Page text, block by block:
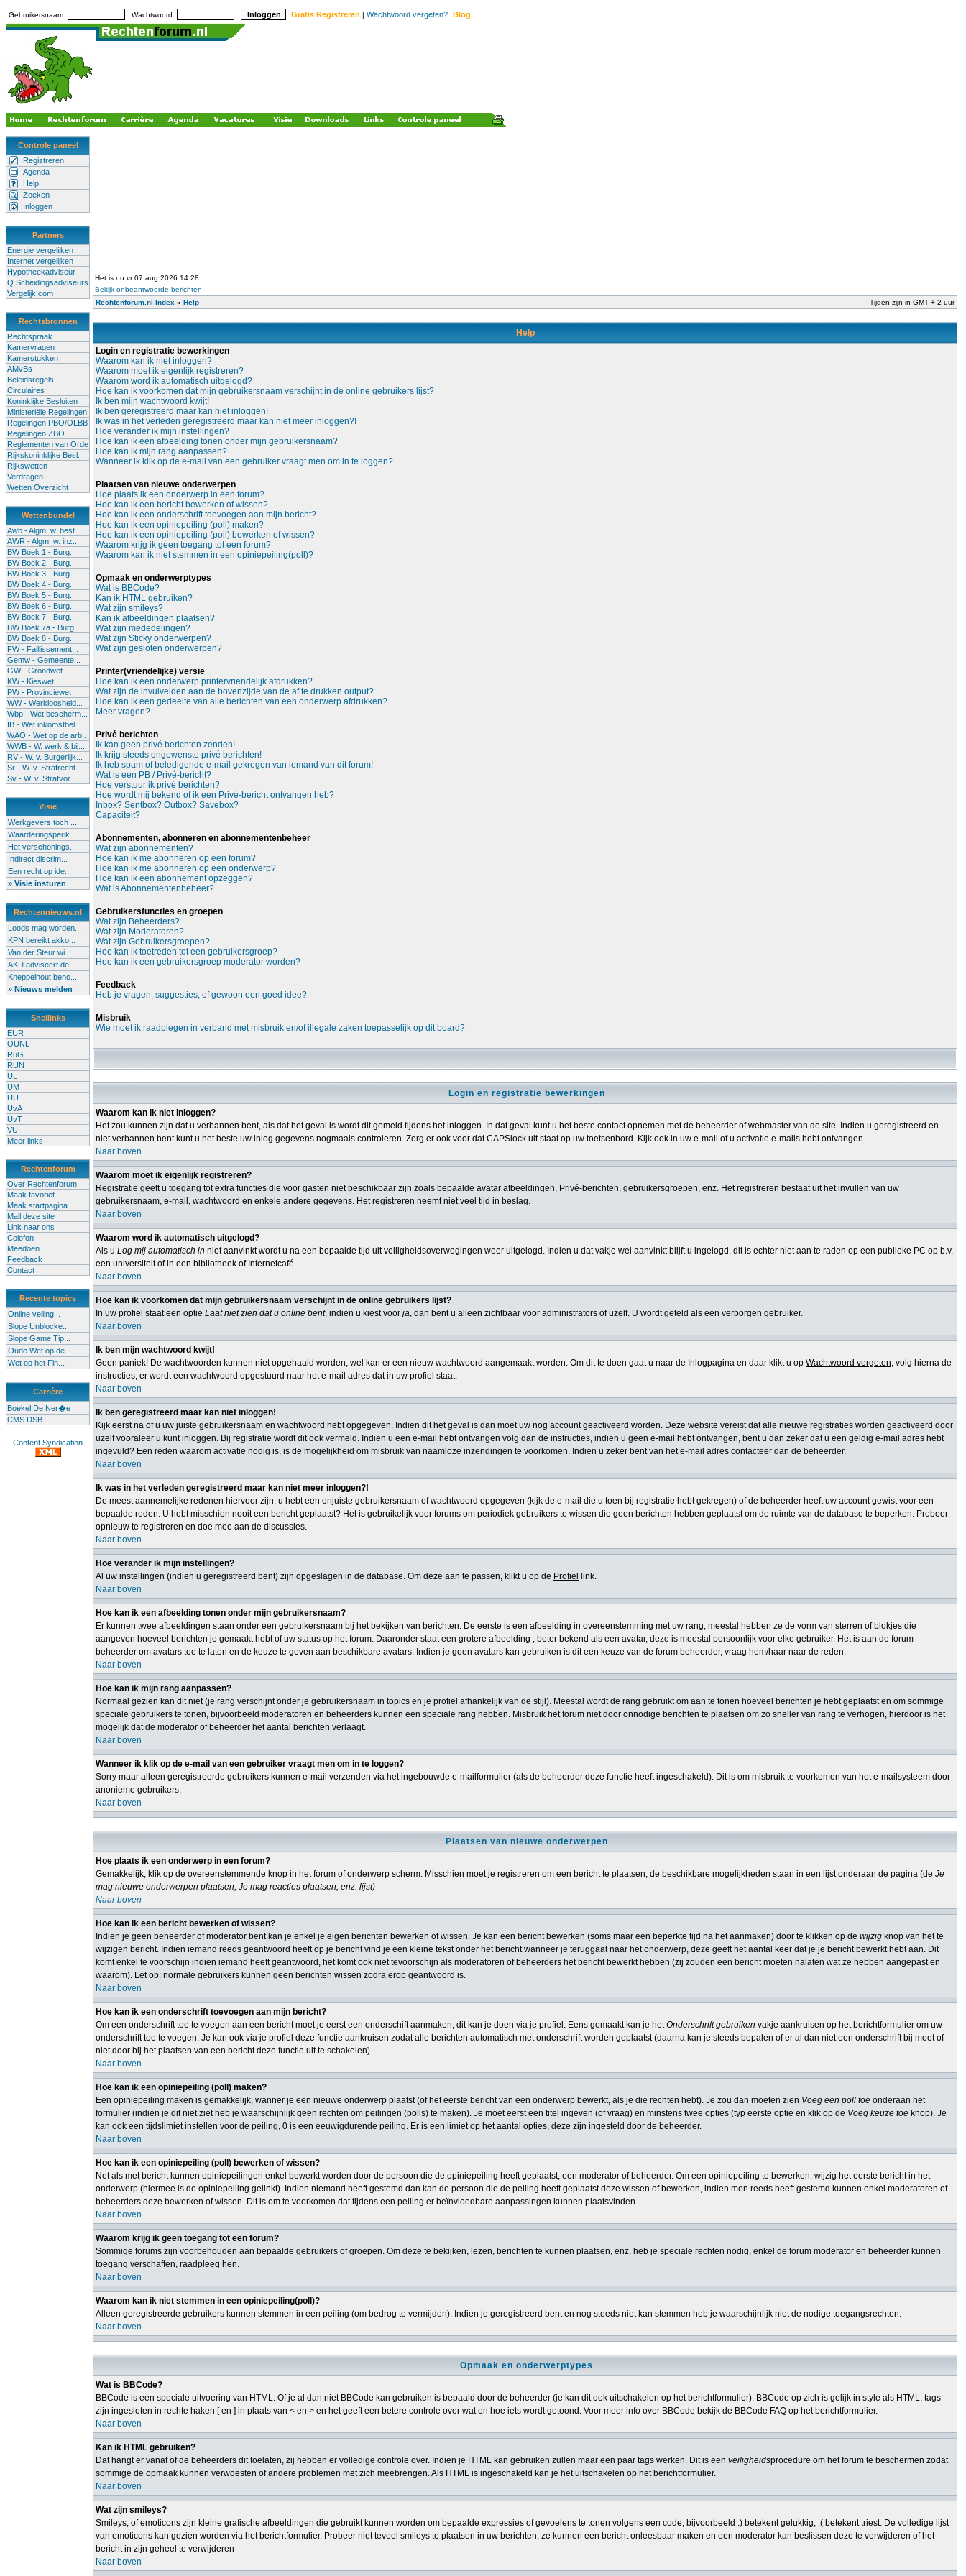
Gebruikersnaam: Wachtwoord: Gratis Registreren | Wachtwoord vergeten? Blog
Controle paneel
Registreren
Agenda
Help
Zoeken
Inloggen
Partners
Energie vergelijken
Internet vergelijken
Hypotheekadviseur
Q Scheidingsadviseurs
Vergelijk.com
Rechtsbronnen
Rechtspraak
Kamervragen
Kamerstukken
AMvBs
Beleidsregels
Circulaires
Koninklijke Besluiten
Ministeriële Regelingen
Regelingen PBO/OLBB
Regelingen ZBO
Reglementen van Orde
Rijkskoninklijke Besl.
Rijkswetten
Verdragen
Wetten Overzicht
Wettenbundel
Awb - Algm. w. best...
AWR - Algm. w. inz...
BW Boek 1 - Burg...
BW Boek 2 - Burg...
BW Boek 3 - Burg...
BW Boek 4 - Burg...
BW Boek 5 - Burg...
BW Boek 6 - Burg...
BW Boek 7 - Burg...
BW Boek 7a - Burg...
BW Boek 8 - Burg...
FW - Faillissement...
Gemw - Gemeente...
GW - Grondwet
KW - Kieswet
PW - Provinciewet
WW - Werkloosheid...
Wbp - Wet bescherm...
IB - Wet inkomstbel...
WAO - Wet op de arb..
WWB - W. werk & bij...
RV - W. v. Burgerlijk...
Sr - W. v. Strafrecht
Sv - W. v. Strafvor...
Visie
Werkgevers toch ...
Waarderingsperik...
Het verschonings...
Indirect discrim...
Een recht op ide...
» Visie insturen
Rechtennieuws.nl
Loods mag worden...
KPN bereikt akko...
Van der Steur wi...
AKD adviseert de...
Kneppelhout beno...
» Nieuws melden
Snellinks
EUR
OUNL
RuG
RUN
UL
UM
UU
UvA
UvT
VU
Meer links
Rechtenforum
Over Rechtenforum
Maak favoriet
Maak startpagina
Mail deze site
Link naar ons
Colofon
Meedoen
Feedback
Contact
Recente topics
Online veiling...
Slope Unblocke...
Slope Game Tip...
Oude Wet op de...
Wet op het Fin...
Carrière
Boekel De Ner�e
CMS DSB
Content Syndication
Het is nu vr 07 aug 2026 14:28
Bekijk onbeantwoorde berichten
Rechtenforum.nl Index » Help Tijden zijn in GMT + 2 uur
Help
Login en registratie bewerkingen
Waarom kan ik niet inloggen?
Waarom moet ik eigenlijk registreren?
Waarom word ik automatisch uitgelogd?
Hoe kan ik voorkomen dat mijn gebruikersnaam verschijnt in de online gebruikers lijst?
Ik ben mijn wachtwoord kwijt!
Ik ben geregistreerd maar kan niet inloggen!
Ik was in het verleden geregistreerd maar kan niet meer inloggen?!
Hoe verander ik mijn instellingen?
Hoe kan ik een afbeelding tonen onder mijn gebruikersnaam?
Hoe kan ik mijn rang aanpassen?
Wanneer ik klik op de e-mail van een gebruiker vraagt men om in te loggen?
Plaatsen van nieuwe onderwerpen
Hoe plaats ik een onderwerp in een forum?
Hoe kan ik een bericht bewerken of wissen?
Hoe kan ik een onderschrift toevoegen aan mijn bericht?
Hoe kan ik een opiniepeiling (poll) maken?
Hoe kan ik een opiniepeiling (poll) bewerken of wissen?
Waarom krijg ik geen toegang tot een forum?
Waarom kan ik niet stemmen in een opiniepeiling(poll)?
Opmaak en onderwerptypes
Wat is BBCode?
Kan ik HTML gebruiken?
Wat zijn smileys?
Kan ik afbeeldingen plaatsen?
Wat zijn mededelingen?
Wat zijn Sticky onderwerpen?
Wat zijn gesloten onderwerpen?
Printer(vriendelijke) versie
Hoe kan ik een onderwerp printervriendelijk afdrukken?
Wat zijn de invulvelden aan de bovenzijde van de af te drukken output?
Hoe kan ik een gedeelte van alle berichten van een onderwerp afdrukken?
Meer vragen?
Privé berichten
Ik kan geen privé berichten zenden!
Ik krijg steeds ongewenste privé berichten!
Ik heb spam of beledigende e-mail gekregen van iemand van dit forum!
Wat is een PB / Privé-bericht?
Hoe verstuur ik privé berichten?
Hoe wordt mij bekend of ik een Privé-bericht ontvangen heb?
Inbox? Sentbox? Outbox? Savebox?
Capaciteit?
Abonnementen, abonneren en abonnementenbeheer
Wat zijn abonnementen?
Hoe kan ik me abonneren op een forum?
Hoe kan ik me abonneren op een onderwerp?
Hoe kan ik een abonnement opzeggen?
Wat is Abonnementenbeheer?
Gebruikersfuncties en groepen
Wat zijn Beheerders?
Wat zijn Moderatoren?
Wat zijn Gebruikersgroepen?
Hoe kan ik toetreden tot een gebruikersgroep?
Hoe kan ik een gebruikersgroep moderator worden?
Feedback
Heb je vragen, suggesties, of gewoon een goed idee?
Misbruik
Wie moet ik raadplegen in verband met misbruik en/of illegale zaken toepasselijk op dit board?
Login en registratie bewerkingen
Waarom kan ik niet inloggen?
Het zou kunnen zijn dat u verbannen bent, als dat het geval is wordt dit gemeld tijdens het inloggen. In dat geval kunt u het beste contact opnemen met de beheerder of webmaster van de site. Indien u geregistreerd en
niet verbannen bent kunt u het beste uw inlog gegevens nogmaals controleren. Zorg er ook voor dat CAPSlock uit staat op uw toetsenbord. Kijk ook in uw e-mail of u activatie e-mails hebt ontvangen.
Naar boven
Waarom moet ik eigenlijk registreren?
Registratie geeft u toegang tot extra functies die voor gasten niet beschikbaar zijn zoals bepaalde avatar afbeeldingen, Privé-berichten, gebruikersgroepen, enz. Het registreren bestaat uit het invullen van uw
gebruikersnaam, e-mail, wachtwoord en enkele andere gegevens. Het registreren neemt niet veel tijd in beslag.
Naar boven
Waarom word ik automatisch uitgelogd?
Als u Log mij automatisch in niet aanvinkt wordt u na een bepaalde tijd uit veiligheidsoverwegingen weer uitgelogd. Indien u dat vakje wel aanvinkt blijft u ingelogd, dit is echter niet aan te raden op een publieke PC op b.v.
een universiteit of in een bibliotheek of Internetcafé.
Naar boven
Hoe kan ik voorkomen dat mijn gebruikersnaam verschijnt in de online gebruikers lijst?
In uw profiel staat een optie Laat niet zien dat u online bent, indien u kiest voor ja, dan bent u alleen zichtbaar voor administrators of uzelf. U wordt geteld als een verborgen gebruiker.
Naar boven
Ik ben mijn wachtwoord kwijt!
Geen paniek! De wachtwoorden kunnen niet opgehaald worden, wel kan er een nieuw wachtwoord aangemaakt worden. Om dit te doen gaat u naar de Inlogpagina en daar klikt u op Wachtwoord vergeten, volg hierna de
instructies, er wordt een wachtwoord opgestuurd naar het e-mail adres dat in uw profiel staat.
Naar boven
Ik ben geregistreerd maar kan niet inloggen!
Kijk eerst na of u uw juiste gebruikersnaam en wachtwoord hebt opgegeven. Indien dit het geval is dan moet uw nog account geactiveerd worden. Deze website vereist dat alle nieuwe registraties worden geactiveerd door
uzelf vooraleer u kunt inloggen. Bij registratie wordt dit ook vermeld. Indien u een e-mail hebt ontvangen volg dan de instructies, indien u geen e-mail hebt ontvangen, bent u dan zeker dat u een geldig e-mail adres hebt
ingevuld? Een reden waarom activatie nodig is, is de mogelijkheid om misbruik van naamloze inzendingen te voorkomen. Indien u zeker bent van het e-mail adres contacteer dan de beheerder.
Naar boven
Ik was in het verleden geregistreerd maar kan niet meer inloggen?!
De meest aannemelijke redenen hiervoor zijn; u hebt een onjuiste gebruikersnaam of wachtwoord opgegeven (kijk de e-mail die u toen bij registratie hebt gekregen) of de beheerder heeft uw account gewist voor een
bepaalde reden. U hebt misschien nooit een bericht geplaatst? Het is gebruikelijk voor forums om periodiek gebruikers te wissen die geen berichten hebben geplaatst om de ruimte van de database te beperken. Probeer
opnieuw te registreren en doe mee aan de discussies.
Naar boven
Hoe verander ik mijn instellingen?
Al uw instellingen (indien u geregistreerd bent) zijn opgeslagen in de database. Om deze aan te passen, klikt u op de Profiel
link.
Naar boven
Hoe kan ik een afbeelding tonen onder mijn gebruikersnaam?
Er kunnen twee afbeeldingen staan onder een gebruikersnaam bij het bekijken van berichten. De eerste is een afbeelding in overeenstemming met uw rang, meestal hebben ze de vorm van sterren of blokjes die
aangeven hoeveel berichten je gemaakt hebt of uw status op het forum. Daaronder staat een grotere afbeelding , beter bekend als een avatar, deze is meestal persoonlijk voor elke gebruiker. Het is aan de forum
beheerder om avatars toe te laten en de keuze te geven aan beschikbare avatars. Indien je geen avatars kan gebruiken is dit een keuze van de forum beheerder, vraag hem/haar naar de reden.
Naar boven
Hoe kan ik mijn rang aanpassen?
Normaal gezien kan dit niet (je rang verschijnt onder je gebruikersnaam in topics en je profiel afhankelijk van de stijl). Meestal wordt de rang gebruikt om aan te tonen hoeveel berichten je hebt geplaatst en om sommige
speciale gebruikers te tonen, bijvoorbeeld moderatoren en beheerders kunnen een speciale rang hebben. Misbruik het forum niet door onnodige berichten te plaatsen om zo sneller van rang te verhogen, hierdoor is het
mogelijk dat de moderator of beheerder het aantal berichten verlaagt.
Naar boven
Wanneer ik klik op de e-mail van een gebruiker vraagt men om in te loggen?
Sorry maar alleen geregistreerde gebruikers kunnen e-mail verzenden via het ingebouwde e-mailformulier (als de beheerder deze functie heeft ingeschakeld). Dit is om misbruik te voorkomen van het e-mailsysteem door
anonieme gebruikers.
Naar boven
Plaatsen van nieuwe onderwerpen
Hoe plaats ik een onderwerp in een forum?
Gemakkelijk, klik op de overeenstemmende knop in het forum of onderwerp scherm. Misschien moet je registreren om een bericht te plaatsen, de beschikbare mogelijkheden staan in een lijst onderaan de pagina (de Je
mag nieuwe onderwerpen plaatsen, Je mag reacties plaatsen, enz. lijst)
Naar boven
Hoe kan ik een bericht bewerken of wissen?
Indien je geen beheerder of moderator bent kan je enkel je eigen berichten bewerken of wissen. Je kan een bericht bewerken (soms maar een beperkte tijd na het aanmaken) door te klikken op de wijzig knop van het te
wijzigen bericht. Indien iemand reeds geantwoord heeft op je bericht vind je een kleine tekst onder het bericht wanneer je teruggaat naar het onderwerp, deze geeft het aantal keer dat je je bericht bewerkt hebt aan. Dit
komt enkel te voorschijn indien iemand heeft geantwoord, het komt ook niet tevoorschijn als moderatoren of beheerders het bericht bewerkt hebben (zij zouden een bericht moeten nalaten wat ze hebben aangepast en
waarom). Let op: normale gebruikers kunnen geen berichten wissen zodra erop geantwoord is.
Naar boven
Hoe kan ik een onderschrift toevoegen aan mijn bericht?
Om een onderschrift toe te voegen aan een bericht moet je eerst een onderschift aanmaken, dit kan je doen via je profiel. Eens gemaakt kan je hetOnderschrift gebruiken vakje aankruisen op het berichtformulier om uw
onderschrift toe te voegen. Je kan ook via je profiel deze functie aankruisen zodat alle berichten automatisch met onderschrift worden geplaatst (daarna kan je steeds bepalen of er al dan niet een onderschrift bij moet of
niet door bij het plaatsen van een bericht deze functie uit te schakelen)
Naar boven
Hoe kan ik een opiniepeiling (poll) maken?
Een opiniepeiling maken is gemakkelijk, wanner je een nieuwe onderwerp plaatst (of het eerste bericht van een onderwerp bewerkt, als je die rechten hebt). Je zou dan moeten zien Voeg een poll toe onderaan het
formulier (indien je dit niet ziet heb je waarschijnlijk geen rechten om peilingen (polls) te maken). Je moet eerst een titel ingeven (of vraag) en minstens twee opties (typ eerste optie en klik op de Voeg keuze toe knop). Je
kan ook een tijdslimiet instellen voor de peiling, 0 is een eeuwigdurende peiling. Er is een limiet op het aantal opties, deze zijn ingesteld door de beheerder.
Naar boven
Hoe kan ik een opiniepeiling (poll) bewerken of wissen?
Net als met bericht kunnen opiniepeilingen enkel bewerkt worden door de persoon die de opiniepeiling heeft geplaatst, een moderator of beheerder. Om een opiniepeiling te bewerken, wijzig het eerste bericht in het
onderwerp (hiermee is de opiniepeiling gelinkt). Indien niemand heeft gestemd dan kan de persoon die de peiling heeft geplaatst deze wissen of bewerken, indien men reeds heeft gestemd kunnen enkel moderatoren of
beheerders deze bewerken of wissen. Dit is om te voorkomen dat tijdens een peiling er beïnvloedbare aanpassingen kunnen plaatsvinden.
Naar boven
Waarom krijg ik geen toegang tot een forum?
Sommige forums zijn voorbehouden aan bepaalde gebruikers of groepen. Om deze te bekijken, lezen, berichten te kunnen plaatsen, enz. heb je speciale rechten nodig, enkel de forum moderator en beheerder kunnen
toegang verschaffen, raadpleeg hen.
Naar boven
Waarom kan ik niet stemmen in een opiniepeiling(poll)?
Alleen geregistreerde gebruikers kunnen stemmen in een peiling (om bedrog te vermijden). Indien je geregistreerd bent en nog steeds niet kan stemmen heb je waarschijnlijk niet de nodige toegangsrechten.
Naar boven
Opmaak en onderwerptypes
Wat is BBCode?
BBCode is een speciale uitvoering van HTML. Of je al dan niet BBCode kan gebruiken is bepaald door de beheerder (je kan dit ook uitschakelen op het berichtformulier). BBCode op zich is gelijk in style als HTML, tags
zijn ingesloten in rechte haken [ en ] in plaats van < en > en het geeft een betere controle over wat en hoe iets wordt getoond. Voor meer info over BBCode bekijk de BBCode FAQ op het berichtformulier.
Naar boven
Kan ik HTML gebruiken?
Dat hangt er vanaf of de beheerders dit toelaten, zij hebben er volledige controle over. Indien je HTML kan gebruiken zullen maar een paar tags werken. Dit is een veiligheidsprocedure om het forum te beschermen zodat
sommige de opmaak kunnen verwoesten of andere problemen met zich meebrengen. Als HTML is ingeschakeld kan je het uitschakelen op het berichtformulier.
Naar boven
Wat zijn smileys?
Smileys, of emoticons zijn kleine grafische afbeeldingen die gebruikt kunnen worden om bepaalde expressies of gevoelens te tonen volgens een code, bijvoorbeeld :) betekent gelukkig, :( betekent triest. De volledige lijst
van emoticons kan gezien worden via het berichtformulier. Probeer niet teveel smileys te plaatsen in uw berichten, ze kunnen een bericht onleesbaar maken en een moderator kan beslissen deze te verwijderen of het
bericht in zijn geheel te verwijderen
Naar boven